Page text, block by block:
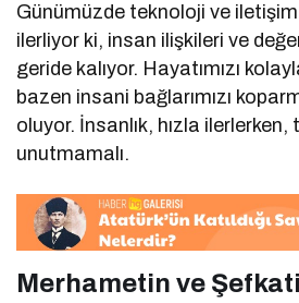
Günümüzde teknoloji ve iletişim
ilerliyor ki, insan ilişkileri ve
geride kalıyor. Hayatımızı
bazen insani bağlarımızı
oluyor. İnsanlık, hızla
unutmamalı.
Merhametin ve